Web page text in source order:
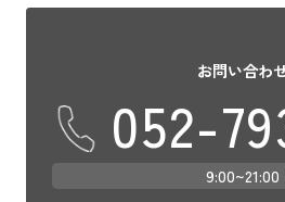
お問い合わ
052-
9:00~21:00